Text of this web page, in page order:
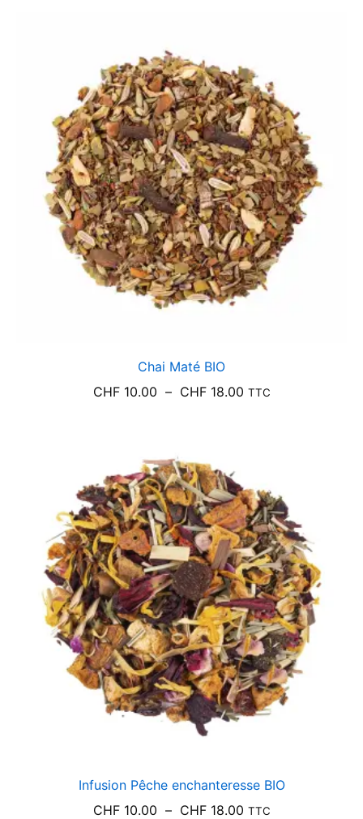
CHF 18.00
Chai Maté BIO
CHF10.00 – CHF18.00Plage
CHF 18.00
TTC
Infusion Pêche enchanteresse BIO
CHF10.00 – CHF18.00Plage
TTC